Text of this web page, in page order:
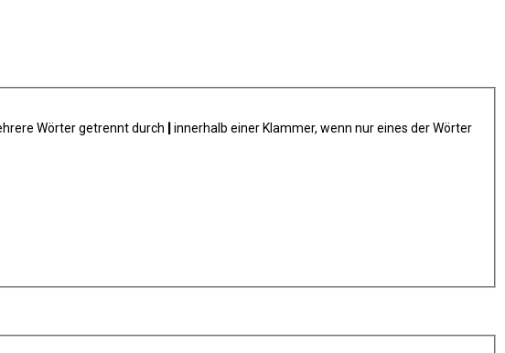
Wörter getrennt durch
innerhalb einer Klammer, wenn nur eines der Wörter